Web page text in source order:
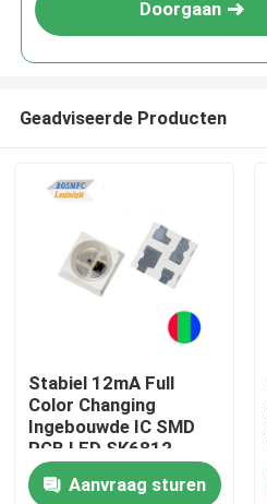
Thuis
Doorgaan
Geadviseerde Producten
Stabiel 12mA Full
Color Changing
Ingebouwde IC SMD
RGB LED SK6812
WS2811 voor binnen-
en buitenverlichting
Aanvraag sturen